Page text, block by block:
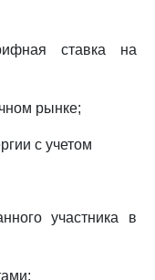
ставка на
рынке;
с учетом
участника в